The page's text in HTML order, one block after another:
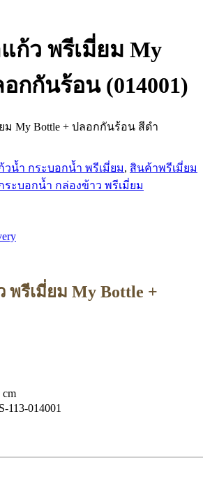
ก้ว พรีเมี่ยม My
กกันร้อน (014001)
My Bottle + ปลอกกันร้อน สีดำ
วน้ำ กระบอกน้ำ พรีเมี่ยม, สินค้าพรีเมี่ยม
ระบอกน้ำ กล่องข้าว พรีเมี่ยม
พรีเมี่ยม My Bottle +
113-014001